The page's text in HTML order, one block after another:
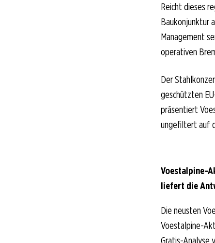
Reicht dieses
Baukonjunktur
Management
operativen
Der
geschützten
präsentiert
ungefiltert auf
Voestalpine-
liefert die
Die neusten
Voestalpine-
Gratis-Analyse